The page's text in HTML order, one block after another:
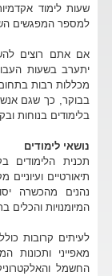
שעות לימוד
למספר המפגשים
אם אתם רוצים
יתערב בשעות
מכללות רבות
בבוקר, כך שגם
בלימודים בנוחות
נושאי לימודים
תיאורטיים
נהנים מהכשרה
המיומנויות והכלים
מאפייני
החשמל